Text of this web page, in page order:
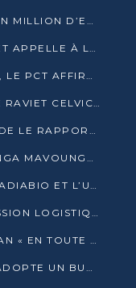
ENTREPRENEURIAT AU CONGO : UN MILLION D’EUROS POUR FINANCER LES STARTUPS DÈS 2026
LE PCT OUVRE SON 6ᵉ CONGRÈS ET APPELLE À LA CANDIDATURE DE DENIS SASSOU NGUESSO
À TROIS JOURS DE SON CONGRÈS, LE PCT AFFIRME AVOIR ATTEINT TOUS SES OBJECTIFS
CE QUE L’ON SAIT DE LA MORT DE RAVIET CELVIC N’TSIANTSIE
LE COMITÉ CENTRAL DU PCT VALIDE LE RAPPORT DU CONGRÈS ET SOUTIENT DENIS SASSOU N’GUESSO
PRÉSIDENTIELLE 2026 : MABIO ZINGA MAVOUNGOU DÉCLARE SA CANDIDATURE ET CHARGE LE BILAN DU PCT
PRÉSIDENTIELLE 2026 : JOSEPH BADIABIO ET L’UDH-YUKI JOUENT LA PRUDENCE
6ᵉ CONGRÈS DU PCT : LA COMMISSION LOGISTIQUE ASSURE LA DISTRIBUTION DES KITS
QUINQUENNAT 2021-2026 : LE BILAN « EN TOUTE TRANSPARENCE » PRÉSENTÉ À LA PRESSE
ÉCONOMIE FLUVIALE : LE PABPS ADOPTE UN BUDGET 2026 DE PLUS DE 2,7 MILLIARDS FCFA